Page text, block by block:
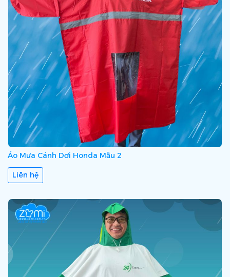
Áo Mưa Cánh Dơi Honda Mẫu 2
Liên hệ